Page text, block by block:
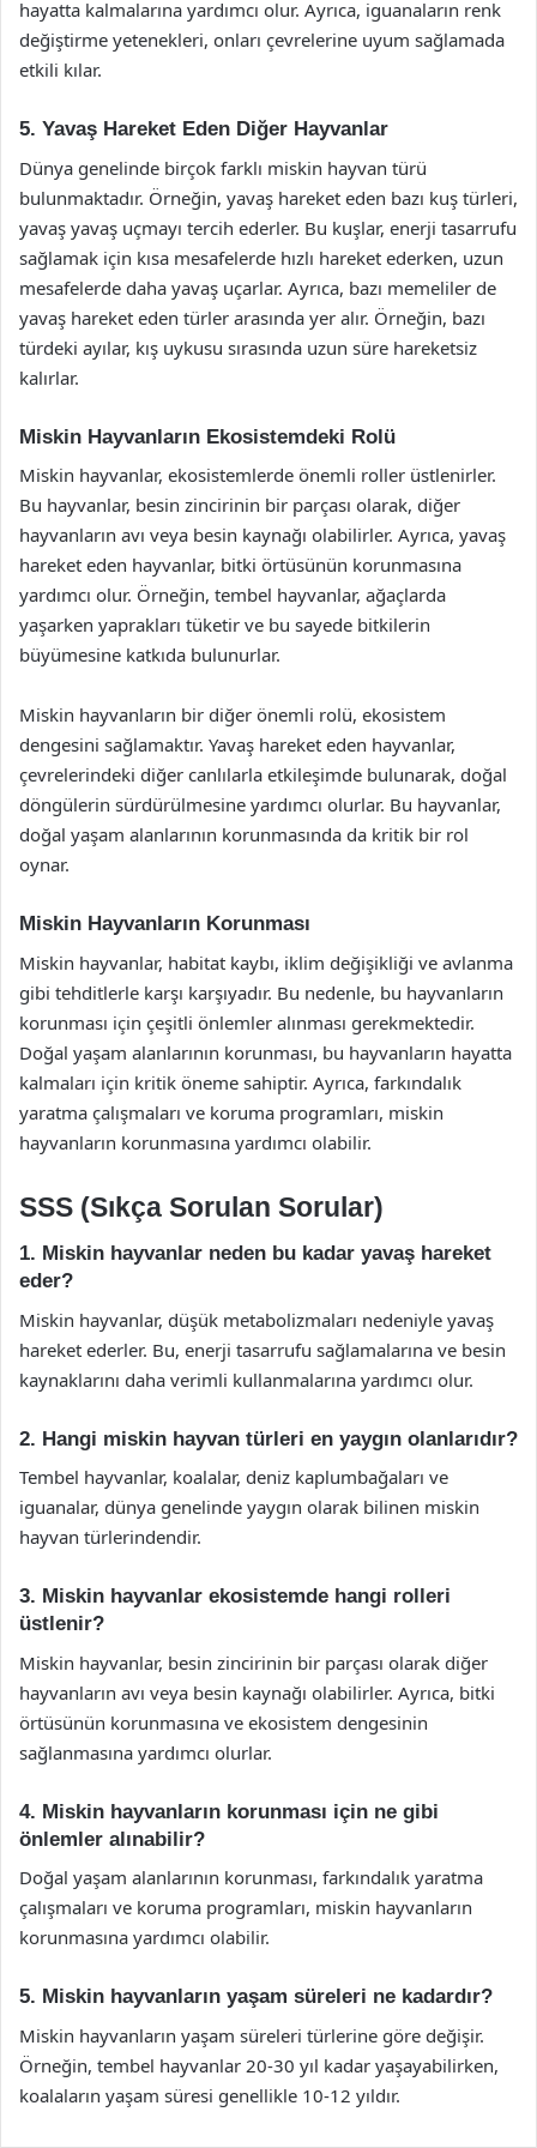
hayatta kalmalarına yardımcı olur. Ayrıca, iguanaların renk
değiştirme yetenekleri, onları çevrelerine uyum sağlamada
etkili kılar.
5. Yavaş Hareket Eden Diğer Hayvanlar
Dünya genelinde birçok farklı miskin hayvan türü
bulunmaktadır. Örneğin, yavaş hareket eden bazı kuş türleri,
yavaş yavaş uçmayı tercih ederler. Bu kuşlar, enerji tasarrufu
sağlamak için kısa mesafelerde hızlı hareket ederken, uzun
mesafelerde daha yavaş uçarlar. Ayrıca, bazı memeliler de
yavaş hareket eden türler arasında yer alır. Örneğin, bazı
türdeki ayılar, kış uykusu sırasında uzun süre hareketsiz
kalırlar.
Miskin Hayvanların Ekosistemdeki Rolü
Miskin hayvanlar, ekosistemlerde önemli roller üstlenirler.
Bu hayvanlar, besin zincirinin bir parçası olarak, diğer
hayvanların avı veya besin kaynağı olabilirler. Ayrıca, yavaş
hareket eden hayvanlar, bitki örtüsünün korunmasına
yardımcı olur. Örneğin, tembel hayvanlar, ağaçlarda
yaşarken yaprakları tüketir ve bu sayede bitkilerin
büyümesine katkıda bulunurlar.
Miskin hayvanların bir diğer önemli rolü, ekosistem
dengesini sağlamaktır. Yavaş hareket eden hayvanlar,
çevrelerindeki diğer canlılarla etkileşimde bulunarak, doğal
döngülerin sürdürülmesine yardımcı olurlar. Bu hayvanlar,
doğal yaşam alanlarının korunmasında da kritik bir rol
oynar.
Miskin Hayvanların Korunması
Miskin hayvanlar, habitat kaybı, iklim değişikliği ve avlanma
gibi tehditlerle karşı karşıyadır. Bu nedenle, bu hayvanların
korunması için çeşitli önlemler alınması gerekmektedir.
Doğal yaşam alanlarının korunması, bu hayvanların hayatta
kalmaları için kritik öneme sahiptir. Ayrıca, farkındalık
yaratma çalışmaları ve koruma programları, miskin
hayvanların korunmasına yardımcı olabilir.
SSS (Sıkça Sorulan Sorular)
1. Miskin hayvanlar neden bu kadar yavaş hareket
eder?
Miskin hayvanlar, düşük metabolizmaları nedeniyle yavaş
hareket ederler. Bu, enerji tasarrufu sağlamalarına ve besin
kaynaklarını daha verimli kullanmalarına yardımcı olur.
2. Hangi miskin hayvan türleri en yaygın olanlarıdır?
Tembel hayvanlar, koalalar, deniz kaplumbağaları ve
iguanalar, dünya genelinde yaygın olarak bilinen miskin
hayvan türlerindendir.
3. Miskin hayvanlar ekosistemde hangi rolleri
üstlenir?
Miskin hayvanlar, besin zincirinin bir parçası olarak diğer
hayvanların avı veya besin kaynağı olabilirler. Ayrıca, bitki
örtüsünün korunmasına ve ekosistem dengesinin
sağlanmasına yardımcı olurlar.
4. Miskin hayvanların korunması için ne gibi
önlemler alınabilir?
Doğal yaşam alanlarının korunması, farkındalık yaratma
çalışmaları ve koruma programları, miskin hayvanların
korunmasına yardımcı olabilir.
5. Miskin hayvanların yaşam süreleri ne kadardır?
Miskin hayvanların yaşam süreleri türlerine göre değişir.
Örneğin, tembel hayvanlar 20-30 yıl kadar yaşayabilirken,
koalaların yaşam süresi genellikle 10-12 yıldır.